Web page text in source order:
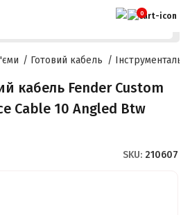
РОЗСТРОЧКА
0
Готовий кабель
кабель Fender Custom
Cable 10 Angled Btw
SKU: 210607